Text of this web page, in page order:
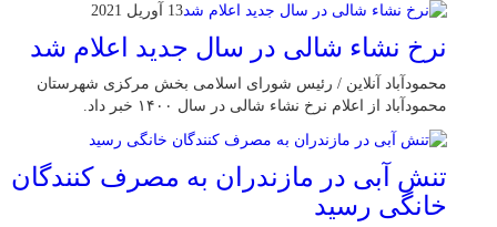
13 آوریل 2021
نرخ نشاء شالی در سال جدید اعلام شد
محمودآباد آنلاین / رئیس شورای اسلامی بخش مرکزی شهرستان
محمودآباد از اعلام نرخ نشاء شالی در سال ۱۴۰۰ خبر داد.
تنش آبی در مازندران به مصرف كنندگان
خانگی رسيد